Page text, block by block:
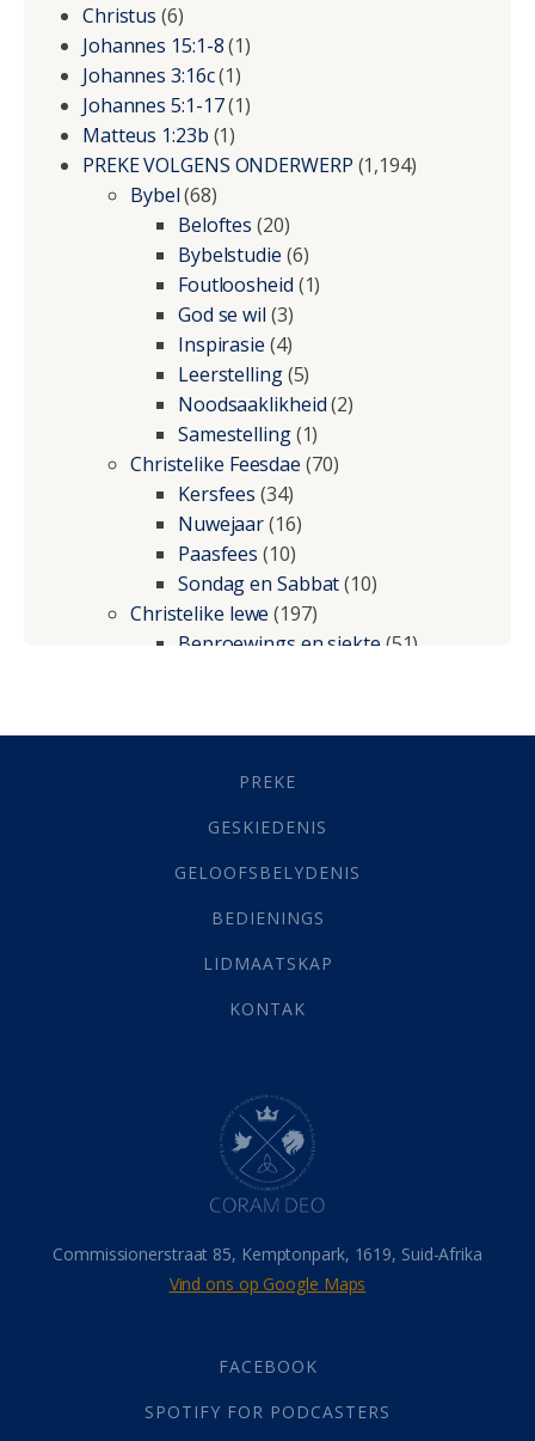
Christus (6)
Johannes 15:1-8(1)
Johannes 3:16c(1)
Johannes 5:1-17(1)
Matteus 1:23b (1)
PREKE VOLGENS ONDERWERP (1,194)
Bybel(68)
Beloftes (20)
Bybelstudie (6)
Foutloosheid (1)
God se wil (3)
Inspirasie (4)
Leerstelling(5)
Noodsaaklikheid(2)
Samestelling(1)
Christelike Feesdae (70)
Kersfees (34)
Nuwejaar(16)
Paasfees (10)
Sondag en Sabbat(10)
Christelike lewe (197)
Beproewings en siekte(51)
Geestelike Groei(10)
(21)
Grys Areas(4)
Lewensdoel(3)
Selfondersoek(1)
Werk(22)
(142)
Hemel (31)
Israel (14)
Millennium(1)
Oordeelsdag(19)
Verheerlikte liggaam
Wederkoms
(27)
Gebed(87)
Die Onse Vader(12)
God(392)
PREKE
GESKIEDENIS
GELOOFSBELYDENIS
BEDIENINGS
LIDMAATSKAP
KONTAK
Commissionerstraat 85, Kemptonpark, 1619, Suid-Afrika
Vind ons op Google Maps
FACEBOOK
SPOTIFY FOR PODCASTERS